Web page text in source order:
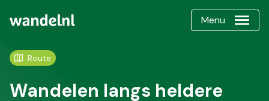
Menu
Route
Wandelen langs heldere